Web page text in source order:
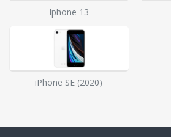
Iphone 13
iPhone SE (2020)